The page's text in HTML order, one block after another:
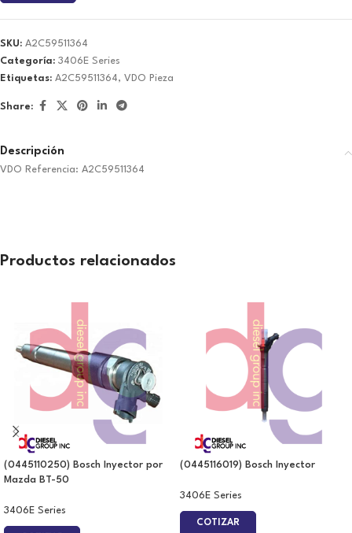
SKU: A2C59511364
Categoría: 3406E Series
Etiquetas: A2C59511364, VDO Pieza
Share:
Descripción
VDO Referencia: A2C59511364
Productos relacionados
(0445110250) Bosch Inyector por
Mazda BT-50
3406E Series
(0445116019) Bosch Inyector
3406E Series
COTIZAR